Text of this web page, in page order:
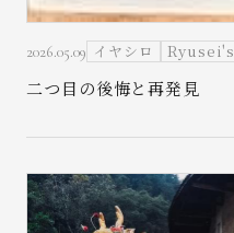
2026.05.09 イヤシロ
二つ目の後悔と再発見